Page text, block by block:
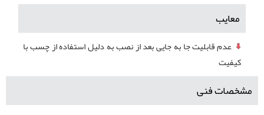
معایب
عدم قابلیت جا به جایی بعد از نصب به دلیل استفاده از چسب با
کیفیت
مشخصات فنی